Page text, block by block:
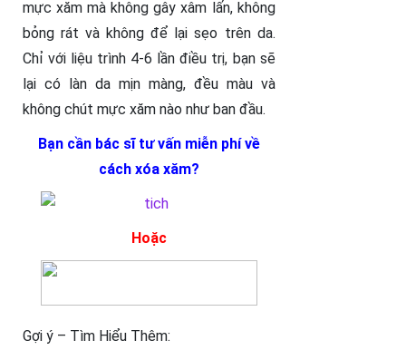
mực xăm mà không gây xâm lấn, không
bỏng rát và không để lại sẹo trên da.
Chỉ với liệu trình 4-6 lần điều trị, bạn sẽ
lại có làn da mịn màng, đều màu và
không chút mực xăm nào như ban đầu.
Bạn cần bác sĩ tư vấn miễn phí về
cách xóa xăm?
Hoặc
Gợi ý – Tìm Hiểu Thêm: